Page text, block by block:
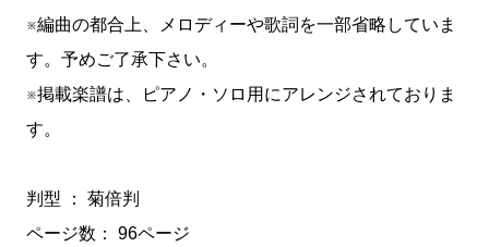
※編曲の都合上、メロディーや歌詞を一部省略していま
す。予めご了承下さい。
※掲載楽譜は、ピアノ・ソロ用にアレンジされておりま
す。
判型 ： 菊倍判
ページ数： 96ページ